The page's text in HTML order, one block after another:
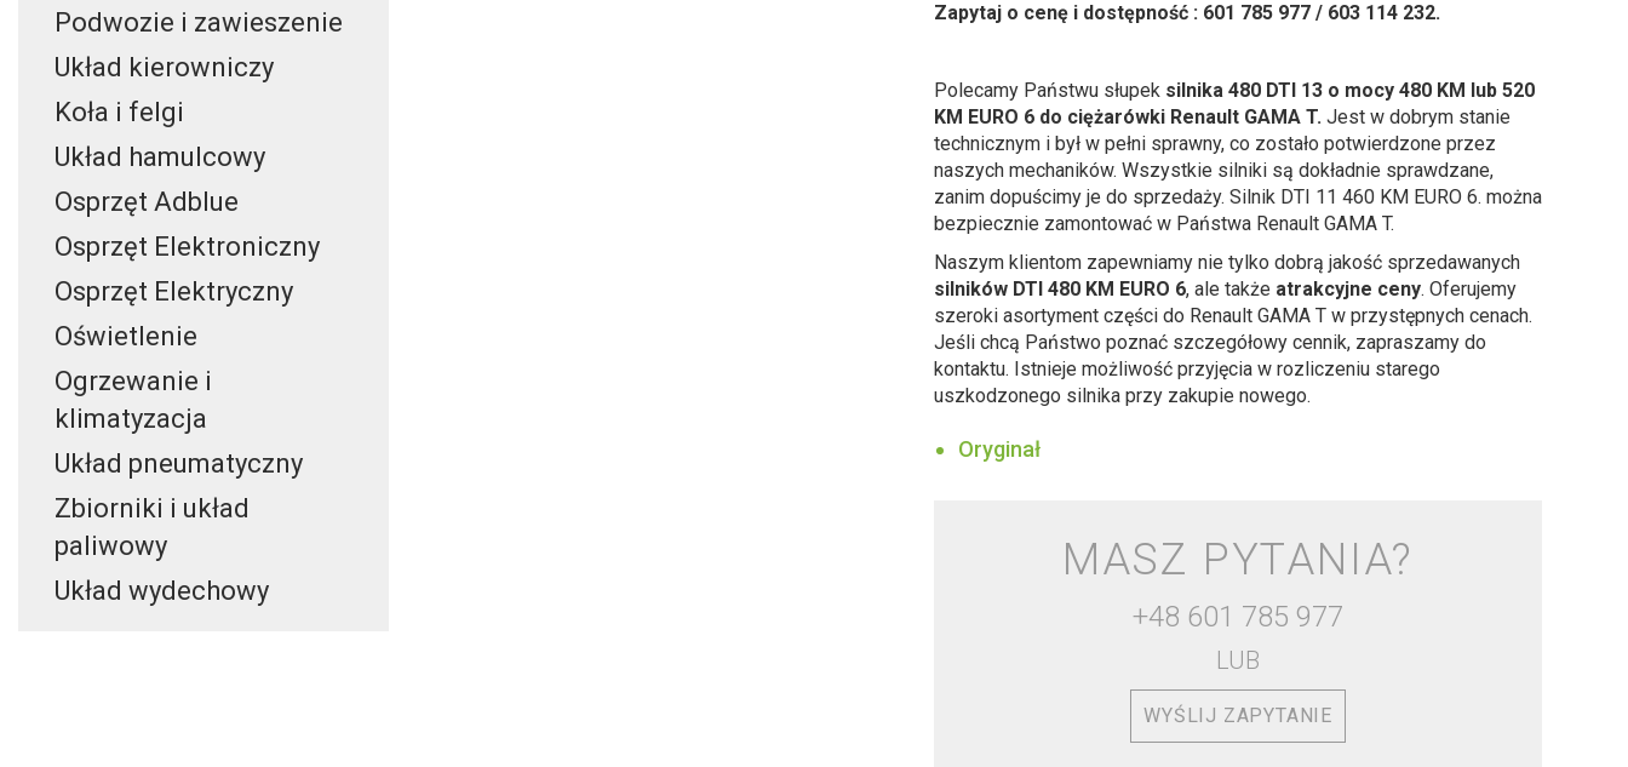
Podwozie i zawieszenie
Układ kierowniczy
Koła i felgi
Układ hamulcowy
Osprzęt Adblue
Osprzęt Elektroniczny
Osprzęt Elektryczny
Oświetlenie
Ogrzewanie i
klimatyzacja
Układ pneumatyczny
Zbiorniki i układ
paliwowy
Układ wydechowy
Zapytaj o cenę i dostępność : 601 785 977 / 603 114 232.
Polecamy Państwu słupek silnika 480 DTI 13 o mocy 480 KM lub 520
KM EURO 6 do ciężarówki Renault GAMA T. Jest w dobrym stanie
technicznym i był w pełni sprawny, co zostało potwierdzone przez
naszych mechaników. Wszystkie silniki są dokładnie sprawdzane,
zanim dopuścimy je do sprzedaży. Silnik DTI 11 460 KM EURO 6. można
bezpiecznie zamontować w Państwa Renault GAMA T.
Naszym klientom zapewniamy nie tylko dobrą jakość sprzedawanych
silników DTI 480 KM EURO 6, ale także atrakcyjne ceny. Oferujemy
szeroki asortyment części do Renault GAMA T w przystępnych cenach.
Jeśli chcą Państwo poznać szczegółowy cennik, zapraszamy do
kontaktu. Istnieje możliwość przyjęcia w rozliczeniu starego
uszkodzonego silnika przy zakupie nowego.
Oryginał
MASZ PYTANIA?
+48 601 785 977
LUB
WYŚLIJ ZAPYTANIE